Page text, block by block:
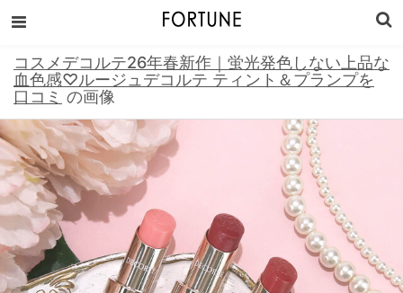
コスメデコルテ26年春新作｜蛍光発色しない上品な
血色感♡ルージュデコルテ ティント＆プランプを
口コミ の画像